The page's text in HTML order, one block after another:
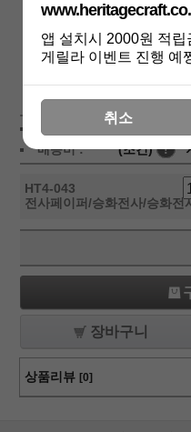
상품가 : 1,800
배송비 :
(조건) !
HT4-043
전사페이퍼/승화전사/승화
장바구니
상품리뷰 [0]
앱 설치시 2000원 적
게릴라 이벤트 진행 예
취소